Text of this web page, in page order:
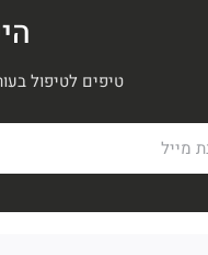
טיפים לטיפול